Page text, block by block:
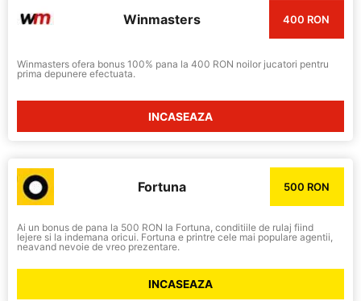
Winmasters 400 RON
Winmasters ofera bonus 100% pana la 400 RON noilor jucatori pentru
prima depunere efectuata.
INCASEAZA
Fortuna 500 RON
Ai un bonus de pana la 500 RON la Fortuna, conditiile de rulaj fiind
lejere si la indemana oricui. Fortuna e printre cele mai populare agentii,
neavand nevoie de vreo prezentare.
INCASEAZA